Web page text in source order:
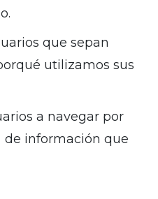
que sepan
utilizamos sus
a navegar por
de información que